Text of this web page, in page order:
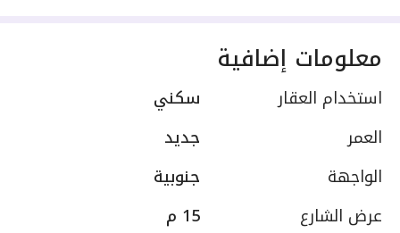
معلومات إضافية
استخدام العقار
سكني
العمر
جديد
الواجهة
جنوبية
عرض الشارع
15 م